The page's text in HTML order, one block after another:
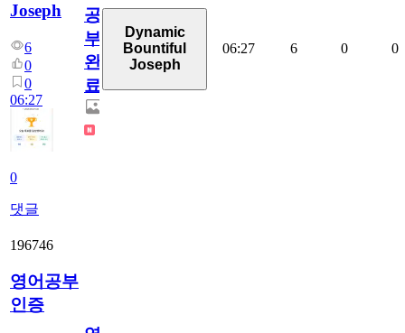
Joseph
6
0
0
06:27
0
댓글
공
부
완
료
Dynamic
Bountiful
Joseph
06:27 6 0 0
196746
영어공부
인증